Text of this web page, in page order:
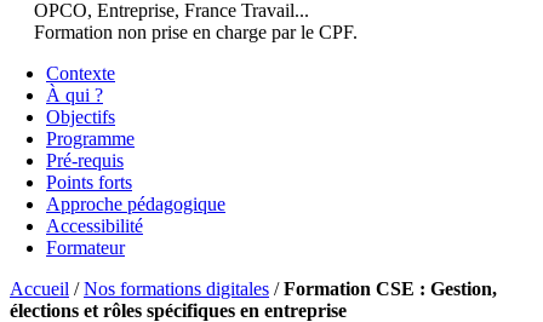
OPCO, Entreprise, France Travail...
Formation non prise en charge par le CPF.
Contexte
À qui ?
Objectifs
Programme
Pré-requis
Points forts
Approche pédagogique
Accessibilité
Formateur
Accueil /Nos formations digitales /Formation CSE : Gestion,
élections et rôles spécifiques en entreprise